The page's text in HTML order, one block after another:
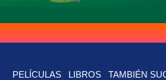
PELÍCULAS LIBROS TAMBIÉN